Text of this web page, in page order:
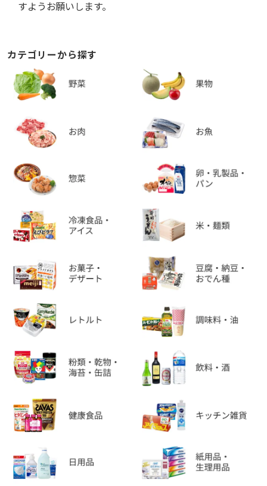
すようお願いします。
カテゴリーから探す